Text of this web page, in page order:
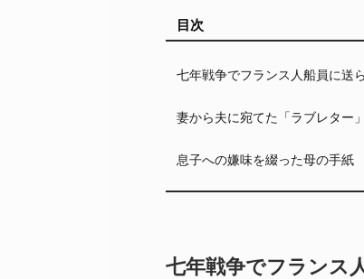
目次
七年戦争でフランス人船員に送
妻から夫に宛てた「ラブレター」
息子への嫌味を綴った母の手紙
七年戦争でフランス